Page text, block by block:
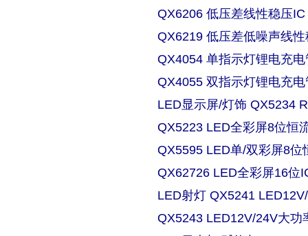
QX6206 低压差线性稳压IC
QX6219 低压差低噪声线
QX4054 单指示灯锂电充
QX4055 双指示灯锂电充
LED显示屏/灯饰 QX5234
QX5223 LED全彩屏8位恒
QX5595 LED单/双彩屏8位
QX62726 LED全彩屏16位
LED射灯 QX5241
QX5243 LED12V/24V大